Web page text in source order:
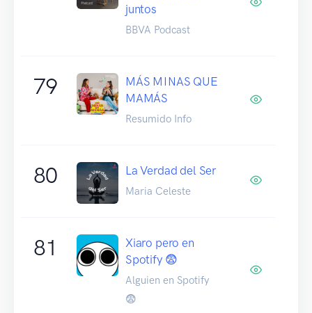
juntos
BBVA Podcast
79
MÁS MINAS QUE
MAMÁS
Resumido Info
80 La Verdad del Ser
Maria Celeste
81
Xiaro pero en
Spotify 😨
Alguien en Spotify
😨